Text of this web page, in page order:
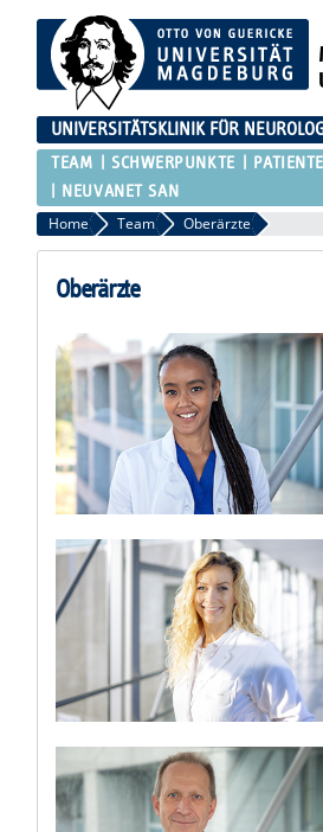
UNIVERSITÄTSKLINIK FÜR
TEAM SCHWERPUNKTE
NEUVANET SAN
Home Team Oberärzte
Oberärzte